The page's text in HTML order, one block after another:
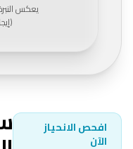
يعكس
افحص الانحياز
الآن